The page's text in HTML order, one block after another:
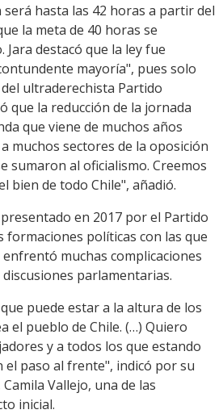
será hasta las 42 horas a partir del
la meta de 40 horas se
Jara destacó que la ley fue
mayoría", pues solo
ultraderechista Partido
que la reducción de la jornada
que viene de muchos años
muchos sectores de la oposición
sumaron al oficialismo. Creemos
bien de todo Chile", añadió.
en 2017 por el Partido
formaciones políticas con las que
muchas complicaciones
parlamentarias.
puede estar a la altura de los
el pueblo de Chile. (…) Quiero
y a todos los que estando
el paso al frente", indicó por su
Vallejo, una de las
inicial.